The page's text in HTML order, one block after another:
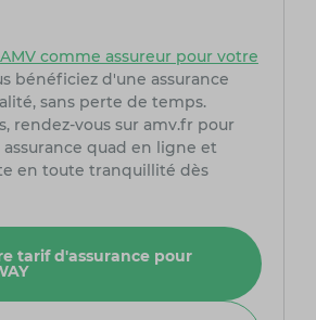
AMV comme assureur pour votre
bénéficiez d'une assurance
sans perte de temps.
rendez-vous sur amv.fr pour
quad en ligne et
en toute tranquillité dès
tarif d'assurance pour